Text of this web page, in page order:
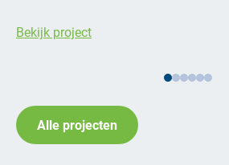
Bekijk project
Alle projecten